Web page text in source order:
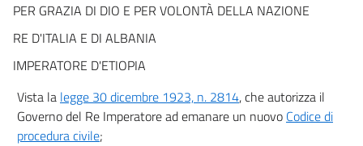
Sezione II
Della competenza per materia e valore
art. 8
art. 9
art. 10
PER GRAZIA DI DIO E PER VOLONTÀ DELLA NAZIONE
RE D'ITALIA E DI ALBANIA
IMPERATORE D'ETIOPIA
Vista la legge 30 dicembre 1923, n. 2814, che autorizza il
Governo del Re Imperatore ad emanare un nuovo Codice di
procedura civile;